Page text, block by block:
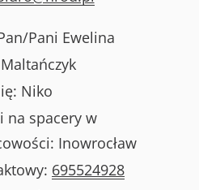
Pani Ewelina
Maltańczyk
Niko
na spacery w
Inowrocław
695524928